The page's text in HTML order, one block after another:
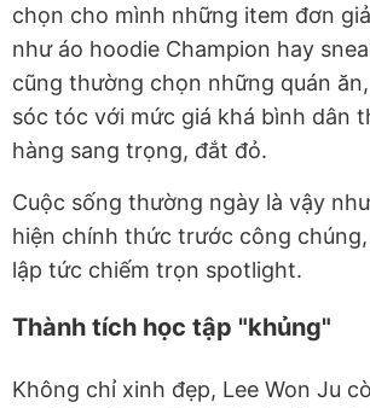
chọn cho mình những item đơn
như áo hoodie Champion hay
cũng thường chọn những quán
sóc tóc với mức giá khá bình dân
hàng sang trọng, đắt đỏ.
Cuộc sống thường ngày là vậy
hiện chính thức trước công
lập tức chiếm trọn spotlight.
Thành tích học tập "khủng"
Không chỉ xinh đẹp, Lee Won Ju